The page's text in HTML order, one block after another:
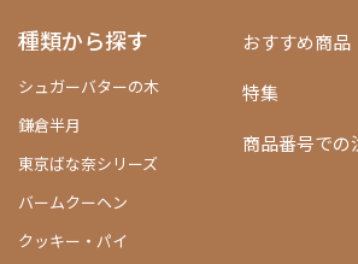
種類から探す
シュガーバターの木
鎌倉半月
東京ばな奈シリーズ
バームクーヘン
クッキー・パイ
おすすめ商品
特集
商品番号での